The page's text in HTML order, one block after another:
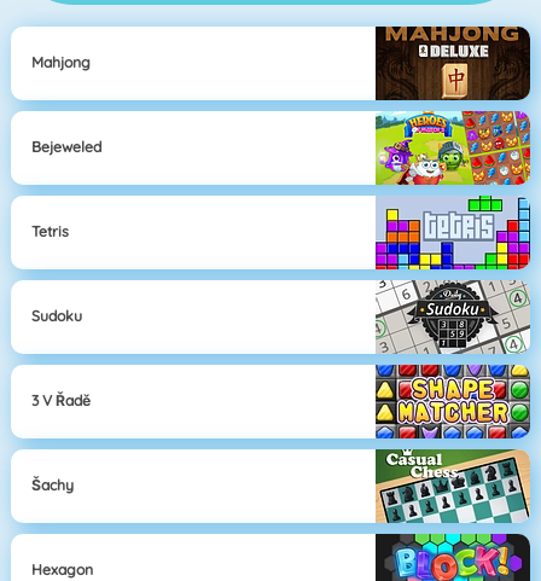
Mahjong
Bejeweled
Tetris
Sudoku
3 V Řadě
Šachy
Hexagon